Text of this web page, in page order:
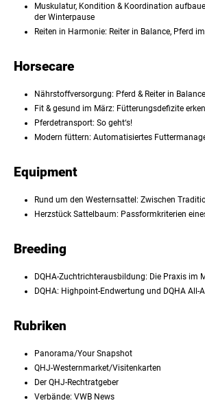
Muskulatur, Kondition & Koordination
der Winterpause
Reiten in Harmonie: Reiter in Balance, Pferd
Horsecare
Nährstoffversorgung: Pferd & Reiter in Balance
Fit & gesund im März: Fütterungsdefizite
Pferdetransport: So geht‘s!
Modern füttern: Automatisiertes
Equipment
Rund um den Westernsattel: Zwischen
Herzstück Sattelbaum: Passformkriterien
Breeding
DQHA-Zuchtrichterausbildung: Die Praxis im
DQHA: Highpoint-Endwertung und DQHA All-
Rubriken
Panorama/Your Snapshot
QHJ-Westernmarket/Visitenkarten
Der QHJ-Rechtratgeber
Verbände: VWB News